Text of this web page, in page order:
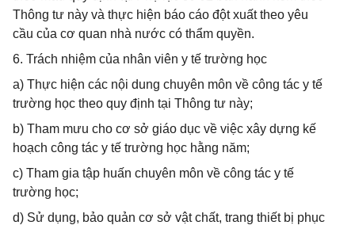
Thông tư này và thực hiện báo cáo đột xuất theo yêu
cầu của cơ quan nhà nước có thẩm quyền.
6. Trách nhiệm của nhân viên y tế trường học
a) Thực hiện các nội dung chuyên môn về công tác y tế
trường học theo quy định tại Thông tư này;
b) Tham mưu cho cơ sở giáo dục về việc xây dựng kế
hoạch công tác y tế trường học hằng năm;
c) Tham gia tập huấn chuyên môn về công tác y tế
trường học;
d) Sử dụng, bảo quản cơ sở vật chất, trang thiết bị phục